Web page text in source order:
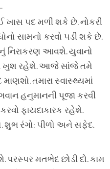
ખાસ પદ મળી શકે છે. નોકરી
સામનો કરવો પડી શકે છે.
આવશે. યુવાનો
ખુશ રહેશે. આજે સાંજે તમે
તમારા સ્વાસ્થ્યમાં
હનુમાનની પૂજા કરવી
ફાયદાકારક રહેશે.
શુભ રંગો: પીળો અને સફેદ.
પરસ્પર મતભેદ છોડી દો. કામ